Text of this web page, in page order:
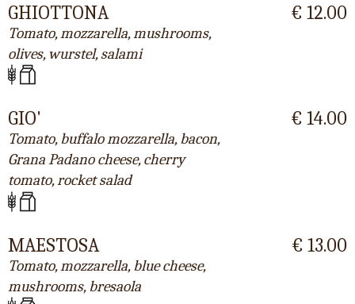
GHIOTTONA
Tomato, mozzarella, mushrooms,
olives, wurstel, salami
€ 12.00
GIO'
Tomato, buffalo mozzarella, bacon,
Grana Padano cheese, cherry
tomato, rocket salad
€ 14.00
MAESTOSA
Tomato, mozzarella, blue cheese,
mushrooms, bresaola
€ 13.00